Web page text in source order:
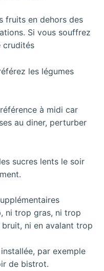
fruits en dehors des
Si vous souffrez
crudités
les légumes
à midi car
au diner, perturber
sucres lents le soir
ni trop gras, ni trop
ni en avalant trop
par exemple
de bistrot.